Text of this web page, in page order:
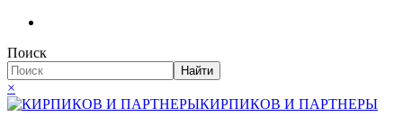
Поиск
Найти
×
КИРПИКОВ И ПАРТНЕРЫ